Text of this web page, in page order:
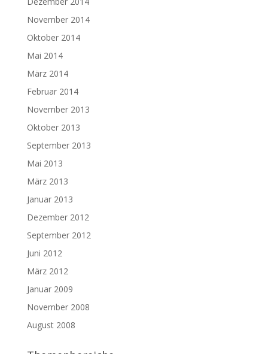
November 2014
Oktober 2014
Mai 2014
März 2014
Februar 2014
November 2013
Oktober 2013
September 2013
Mai 2013
März 2013
Januar 2013
Dezember 2012
September 2012
Juni 2012
März 2012
Januar 2009
November 2008
August 2008